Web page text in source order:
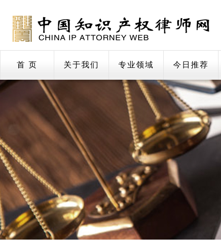
首 页 关于我们 专业领域 今日推荐